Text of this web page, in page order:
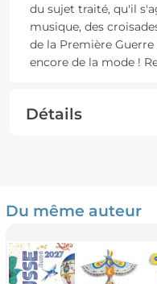
du sujet traité, qu'il
musique, des
de la Première
encore de la mode !
Détails
Du même auteur